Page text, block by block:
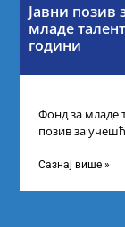
Јавни позив
младе
години
Фонд за младе
позив за
Сазнај више »